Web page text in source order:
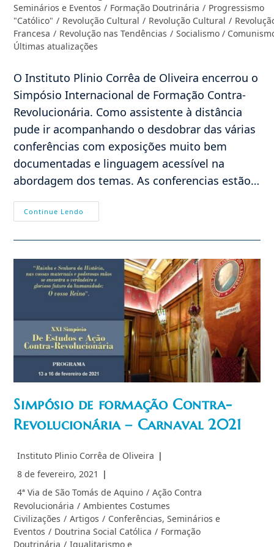
post:
Seminários e Eventos / Formação Doutrinária / Progressismo
"Católico" / Revolução Cultural / Revolução Cultural /
Francesa / Revolução nas Tendências / Socialismo /
Últimas atualizações
O Instituto Plinio Corrêa de Oliveira encerrou o
Simpósio Internacional de Formação Contra-
Revolucionária. Como assistente à distância
pude ir acompanhando o desdobrar das várias
conferências com exposições muito bem
documentadas e linguagem acessível na
abordagem dos temas. As conferencias estão…
Continue Lendo
Pós
E
Contra-
Revolucionária
Simpósio de formação Contra-
Revolucionária – Carnaval 2021
Autor
post:
Instituto Plinio Corrêa de Oliveira
Post
8 de fevereiro, 2021
Categoria
do
post:
4ª Via de São Tomás de Aquino / Ação Contra
Revolucionária / Ambientes Costumes
Civilizações / Artigos / Conferências, Seminários e
Eventos / Doutrina Social Católica / Formação
Doutrinária / Igualitarismo e